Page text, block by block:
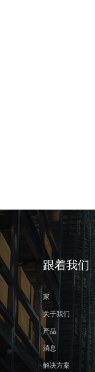
跟着我们
家
关于我们
产品
消息
解决方案